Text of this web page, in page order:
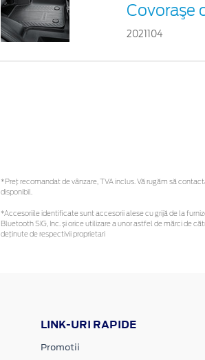
Covoraşe
2021104
*Preţ recomandat de vânzare, TVA inclus. Vă rugăm să
disponibil.
*Accesoriile identificate sunt accesorii alese cu grijă de la
Bluetooth SIG, Inc. și orice utilizare a unor astfel de mărci de
deținute de respectivii proprietari
LINK-URI RAPIDE
Promotii